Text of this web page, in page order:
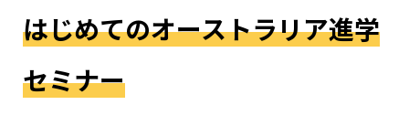
はじめてのオーストラリア進学
セミナー